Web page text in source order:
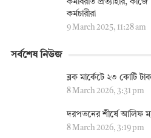
কর্মচারীরা
9 March 2025, 11:28 am
সর্বশেষ নিউজ
ব্লক মার্কেটে ২৩ কোটি
8 March 2026, 3:31 pm
দরপতনের শীর্ষে আলিফ
8 March 2026, 3:19 pm